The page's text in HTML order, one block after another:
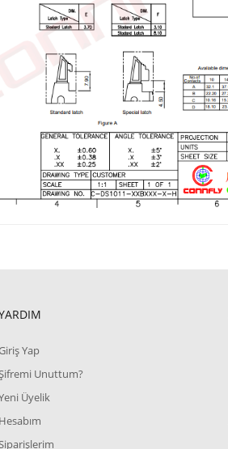
Yap
Unuttum?
Üyelik
Hesabım